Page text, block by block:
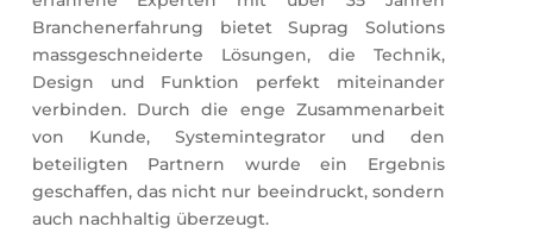
Branchenerfahrung bietet Suprag Solutions
massgeschneiderte Lösungen, die Technik,
Design und Funktion perfekt miteinander
verbinden. Durch die enge Zusammenarbeit
von Kunde, Systemintegrator und den
beteiligten Partnern wurde ein Ergebnis
geschaffen, das nicht nur beeindruckt, sondern
auch nachhaltig überzeugt.